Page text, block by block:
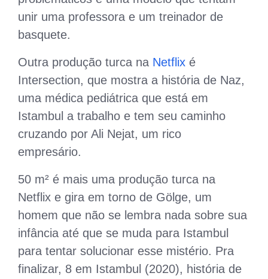
unir uma professora e um treinador de
basquete.
Outra produção turca na Netflix é
Intersection, que mostra a história de Naz,
uma médica pediátrica que está em
Istambul a trabalho e tem seu caminho
cruzando por Ali Nejat, um rico
empresário.
50 m² é mais uma produção turca na
Netflix e gira em torno de Gölge, um
homem que não se lembra nada sobre sua
infância até que se muda para Istambul
para tentar solucionar esse mistério. Pra
finalizar, 8 em Istambul (2020), história de